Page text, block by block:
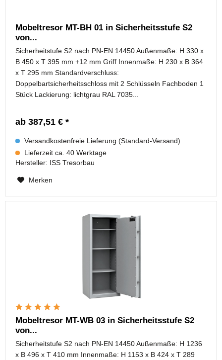
Mobeltresor MT-BH 01 in Sicherheitsstufe S2
von...
Sicherheitstufe S2 nach PN-EN 14450 Außenmaße: H 330 x
B 450 x T 395 mm +12 mm Griff Innenmaße: H 230 x B 364
x T 295 mm Standardverschluss:
Doppelbartsicherheitsschloss mit 2 Schlüsseln Fachboden 1
Stück Lackierung: lichtgrau RAL 7035...
ab 387,51 € *
Versandkostenfreie Lieferung (Standard-Versand)
Lieferzeit ca. 40 Werktage
Hersteller: ISS Tresorbau
Merken
Mobeltresor MT-WB 03 in Sicherheitsstufe S2
von...
Sicherheitstufe S2 nach PN-EN 14450 Außenmaße: H 1236
x B 496 x T 410 mm Innenmaße: H 1153 x B 424 x T 289